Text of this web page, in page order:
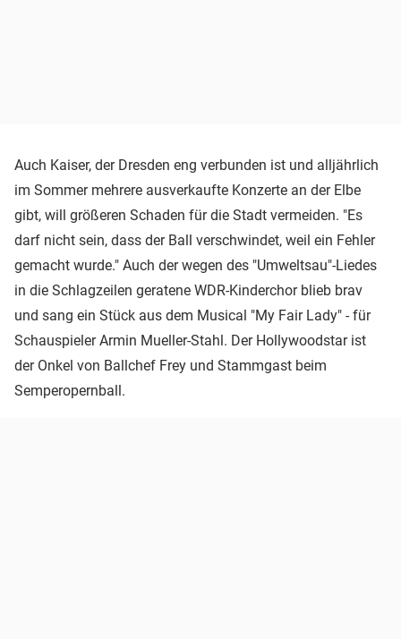
Auch Kaiser, der Dresden eng verbunden ist und alljährlich
im Sommer mehrere ausverkaufte Konzerte an der Elbe
gibt, will größeren Schaden für die Stadt vermeiden. "Es
darf nicht sein, dass der Ball verschwindet, weil ein Fehler
gemacht wurde." Auch der wegen des "Umweltsau"-Liedes
in die Schlagzeilen geratene WDR-Kinderchor blieb brav
und sang ein Stück aus dem Musical "My Fair Lady" - für
Schauspieler Armin Mueller-Stahl. Der Hollywoodstar ist
der Onkel von Ballchef Frey und Stammgast beim
Semperopernball.